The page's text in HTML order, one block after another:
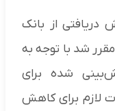
دریافتی از بانک
شد با توجه به
همتی پیش‌بینی شده برای
لازم برای کاهش